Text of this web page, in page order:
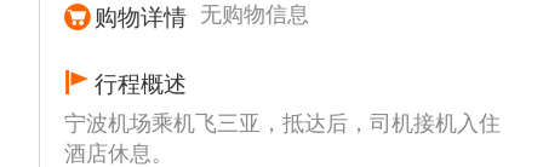
购物详情 无购物信息
行程概述
宁波机场乘机飞三亚，抵达后，司机接机入住
酒店休息。